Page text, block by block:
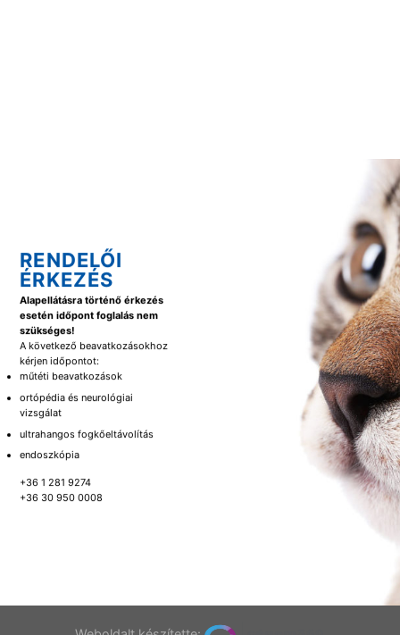
RENDELŐI
ÉRKEZÉS
Alapellátásra történő érkezés
esetén időpont foglalás nem
szükséges!
A következő beavatkozásokhoz
kérjen időpontot:
műtéti beavatkozások
ortópédia és neurológiai
vizsgálat
ultrahangos fogkőeltávolítás
endoszkópia
+36 1 281 9274
+36 30 950 0008